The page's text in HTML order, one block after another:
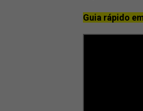
Guia rápido